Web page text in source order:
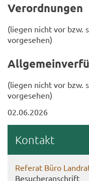
Ver­ord­nun­gen
(lie­gen nicht vor bzw.
vor­ge­se­hen)
(lie­gen nicht vor bzw.
vor­ge­se­hen)
02.06.2026
Kon­takt
Re­fe­rat Büro
Be­su­cher­an­schrift